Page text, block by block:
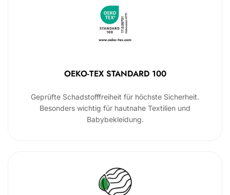
OEKO-TEX STANDARD 100
Geprüfte Schadstofffreiheit für höchste Sicherheit.
Besonders wichtig für hautnahe Textilien und
Babybekleidung.